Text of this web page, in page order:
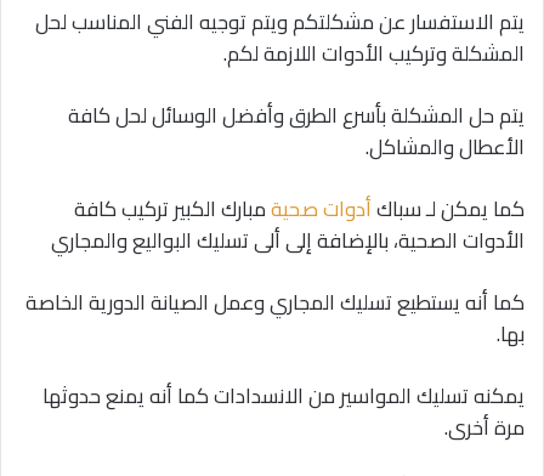
يتم الاستفسار عن مشكلتكم ويتم توجيه الفني المناسب لحل
المشكلة وتركيب الأدوات اللازمة لكم.
يتم حل المشكلة بأسرع الطرق وأفضل الوسائل لحل كافة
الأعطال والمشاكل.
كما يمكن لـ سباكأدوات صحيةمبارك الكبير تركيب كافة
الأدوات الصحية، بالإضافة إلى ألى تسليك البواليع والمجاري
كما أنه يستطيع تسليك المجاري وعمل الصيانة الدورية الخاصة
بها.
يمكنه تسليك المواسير من الانسدادات كما أنه يمنع حدوثها
مرة أخرى.